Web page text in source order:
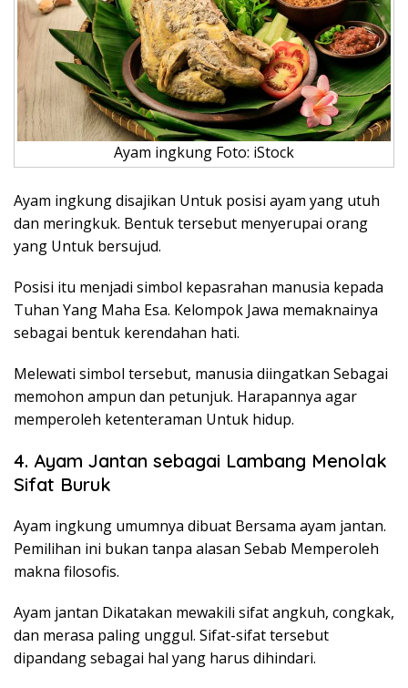
Ayam ingkung Foto: iStock
Ayam ingkung disajikan Untuk posisi ayam yang utuh
dan meringkuk. Bentuk tersebut menyerupai orang
yang Untuk bersujud.
Posisi itu menjadi simbol kepasrahan manusia kepada
Tuhan Yang Maha Esa. Kelompok Jawa memaknainya
sebagai bentuk kerendahan hati.
Melewati simbol tersebut, manusia diingatkan Sebagai
memohon ampun dan petunjuk. Harapannya agar
memperoleh ketenteraman Untuk hidup.
4. Ayam Jantan sebagai Lambang Menolak
Sifat Buruk
Ayam ingkung umumnya dibuat Bersama ayam jantan.
Pemilihan ini bukan tanpa alasan Sebab Memperoleh
makna filosofis.
Ayam jantan Dikatakan mewakili sifat angkuh, congkak,
dan merasa paling unggul. Sifat-sifat tersebut
dipandang sebagai hal yang harus dihindari.